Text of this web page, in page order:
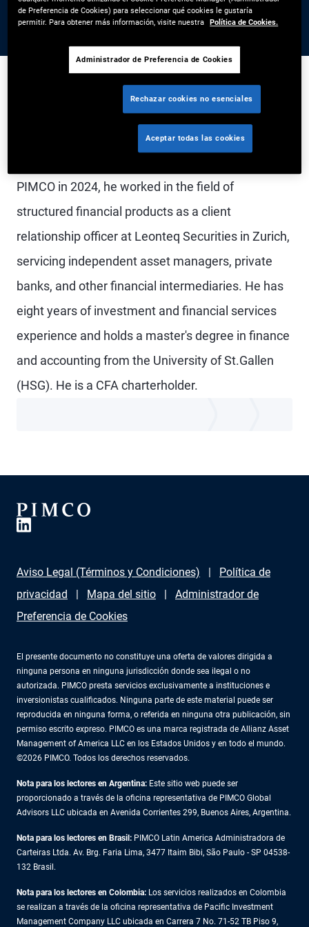
Mr. Mägert is a vice president and account
manager in the Zurich office and a member of the
PIMCO in 2024, he worked in the field of
structured financial products as a client
relationship officer at Leonteq Securities in Zurich,
servicing independent asset managers, private
banks, and other financial intermediaries. He has
eight years of investment and financial services
experience and holds a master's degree in finance
and accounting from the University of St.Gallen
(HSG). He is a CFA charterholder.
Aviso Legal (Términos y Condiciones)
Política de
privacidad
Mapa del sitio
Administrador de
Preferencia de Cookies
El presente documento no constituye una oferta de valores dirigida a
ninguna persona en ninguna jurisdicción donde sea ilegal o no
autorizada. PIMCO presta servicios exclusivamente a instituciones e
inversionistas cualificados. Ninguna parte de este material puede ser
reproducida en ninguna forma, o referida en ninguna otra publicación, sin
permiso escrito expreso. PIMCO es una marca registrada de Allianz Asset
Management of America LLC en los Estados Unidos y en todo el mundo.
©2026 PIMCO. Todos los derechos reservados.
Nota para los lectores en Argentina: Este sitio web puede ser
proporcionado a través de la oficina representativa de PIMCO Global
Advisors LLC ubicada en Avenida Corrientes 299, Buenos Aires, Argentina.
Nota para los lectores en Brasil: PIMCO Latin America Administradora de
Carteiras Ltda. Av. Brg. Faria Lima, 3477 Itaim Bibi, São Paulo - SP 04538-
132 Brasil.
Nota para los lectores en Colombia: Los servicios realizados en Colombia
se realizan a través de la oficina representativa de Pacific Investment
Management Company LLC ubicada en Carrera 7 No. 71-52 TB Piso 9,
de Preferencia de Cookies) para seleccionar qué cookies le gustaría
permitir. Para obtener más información, visite nuestra Política de Cookies.
Administrador de Preferencia de Cookies
Rechazar cookies no esenciales
Aceptar todas las cookies